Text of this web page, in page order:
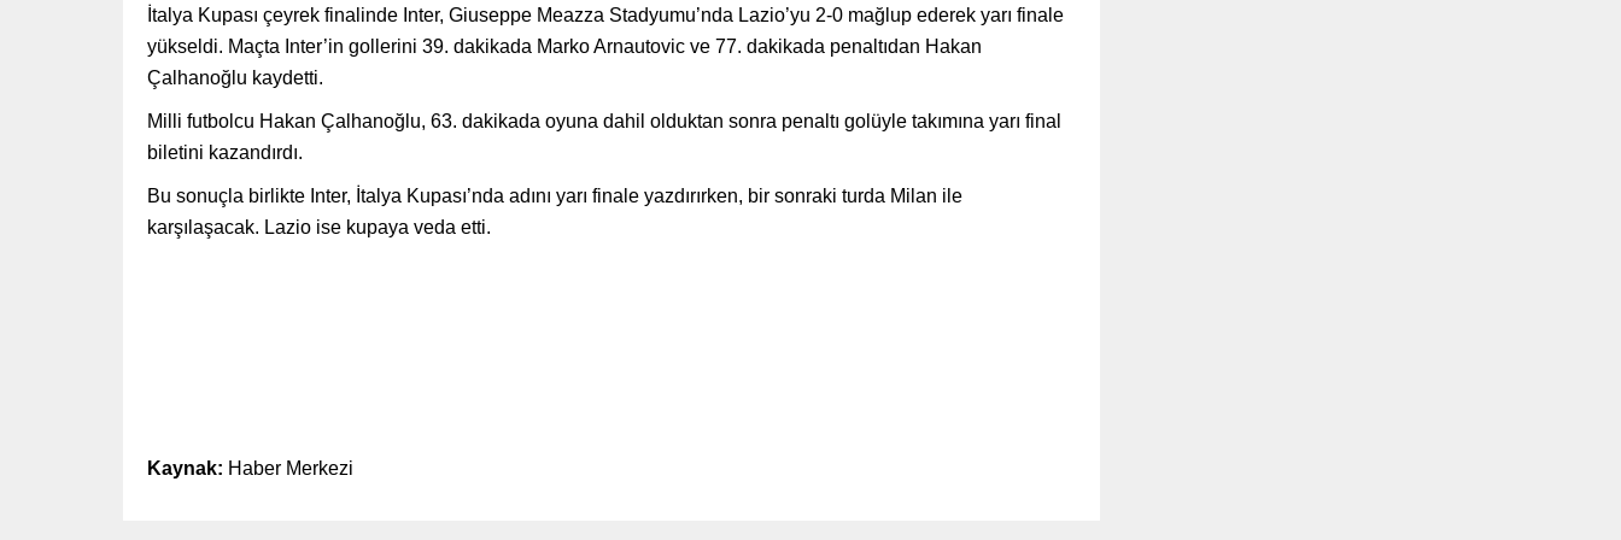
İtalya Kupası çeyrek finalinde Inter, Giuseppe Meazza Stadyumu’nda Lazio’yu 2-0 mağlup ederek yarı finale
yükseldi. Maçta Inter’in gollerini 39. dakikada Marko Arnautovic ve 77. dakikada penaltıdan Hakan
Çalhanoğlu kaydetti.
Milli futbolcu Hakan Çalhanoğlu, 63. dakikada oyuna dahil olduktan sonra penaltı golüyle takımına yarı final
biletini kazandırdı.
Bu sonuçla birlikte Inter, İtalya Kupası’nda adını yarı finale yazdırırken, bir sonraki turda Milan ile
karşılaşacak. Lazio ise kupaya veda etti.
Kaynak: Haber Merkezi